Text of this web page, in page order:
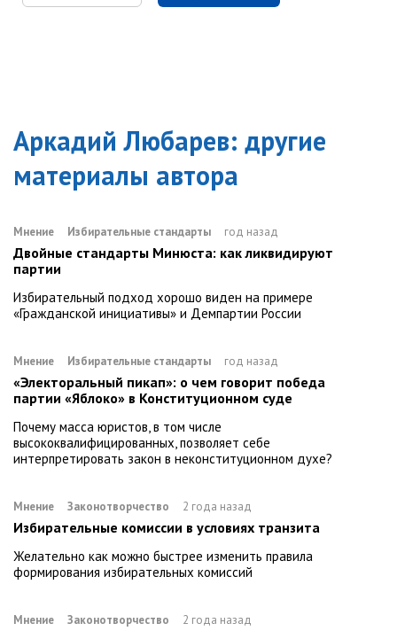
Аркадий Любарев: другие
материалы автора
Мнение Избирательные стандарты год назад
Двойные стандарты Минюста: как ликвидируют
партии
Избирательный подход хорошо виден на примере
«Гражданской инициативы» и Демпартии России
Мнение Избирательные стандарты год назад
«Электоральный пикап»: о чем говорит победа
партии «Яблоко» в Конституционном суде
Почему масса юристов, в том числе
высококвалифицированных, позволяет себе
интерпретировать закон в неконституционном духе?
Мнение Законотворчество 2 года назад
Избирательные комиссии в условиях транзита
Желательно как можно быстрее изменить правила
формирования избирательных комиссий
Мнение Законотворчество 2 года назад